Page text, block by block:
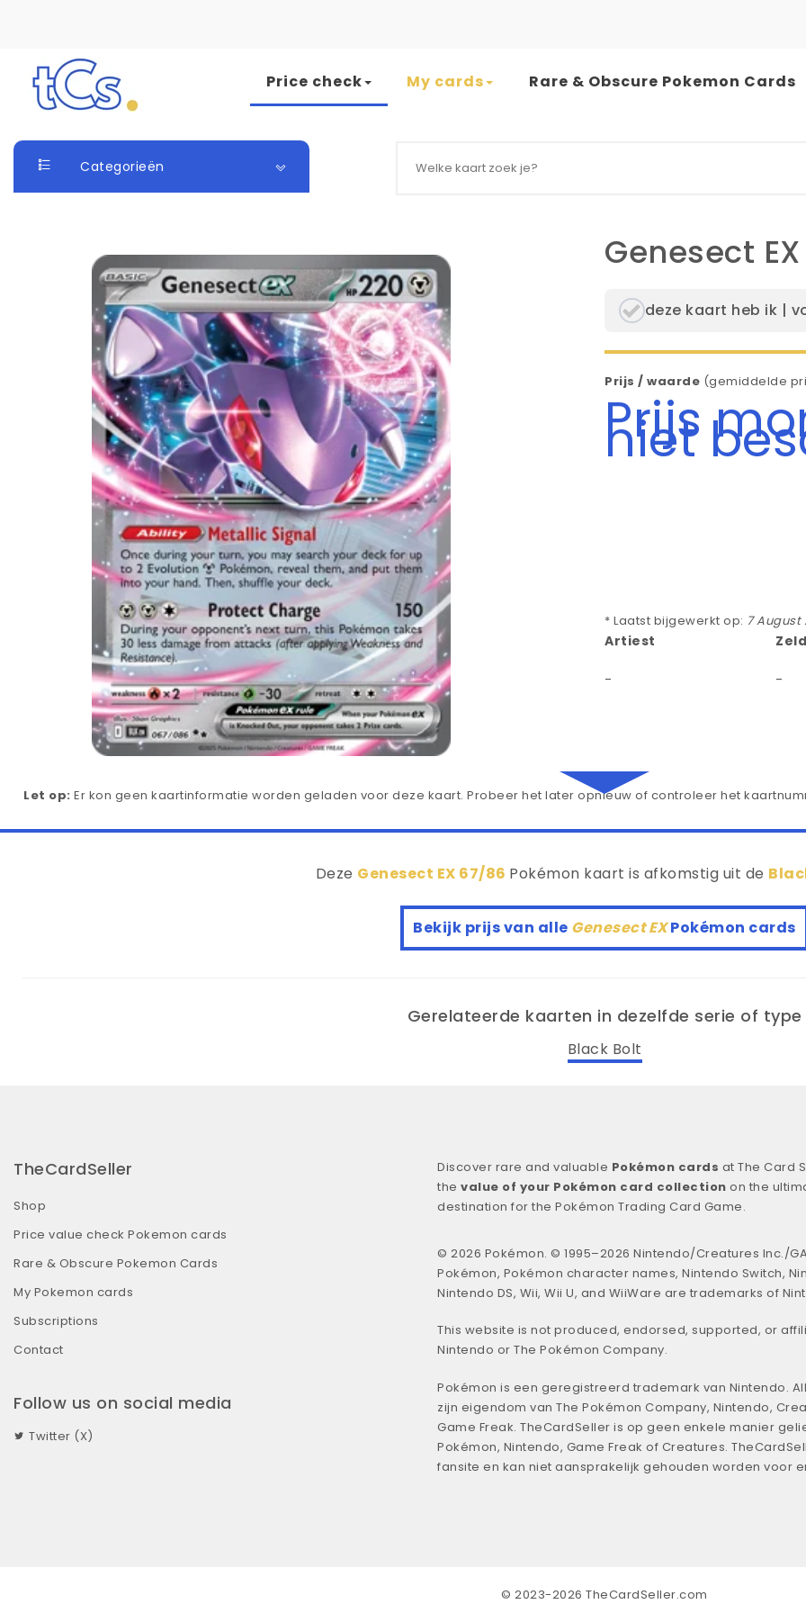
Skip to content
Price check My cards Rare & Obscure Pokemon Cards
Categorieën
Genesect
deze kaart heb ik |
Prijs / waarde (gemiddelde
Prijs
niet
* Laatst bijgewerkt op: 7 August
Artiest
- -
Let op: Er kon geen kaartinformatie worden geladen voor deze kaart. Probeer het later opnieuw of controleer het
Deze Genesect EX 67/86 Pokémon kaart is afkomstig uit de
Bekijk prijs van alle Genesect EXPokémon cards
Gerelateerde kaarten in dezelfde serie of type
Black Bolt
TheCardSeller
Shop
Price value check Pokemon cards
Rare & Obscure Pokemon Cards
My Pokemon cards
Subscriptions
Contact
Follow us on social media
Twitter (X)
Discover rare and valuable Pokémon cards at The Card
the value of your Pokémon card collection on the
destination for the Pokémon Trading Card Game.
© 2026 Pokémon. © 1995–2026 Nintendo/Creatures Inc./
Pokémon, Pokémon character names, Nintendo Switch,
Nintendo DS, Wii, Wii U, and WiiWare are trademarks of
This website is not produced, endorsed, supported, or
Nintendo or The Pokémon Company.
Pokémon is een geregistreerd trademark van Nintendo.
zijn eigendom van The Pokémon Company, Nintendo,
Game Freak. TheCardSeller is op geen enkele manier
Pokémon, Nintendo, Game Freak of Creatures.
fansite en kan niet aansprakelijk gehouden worden voor
© 2023-2026 TheCardSeller.com